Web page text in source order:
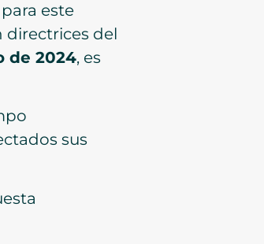
este
directrices del
de 2024, es
sus